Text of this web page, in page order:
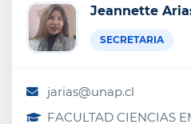
Jeannette
SECRETARIA
jarias@unap.cl
FACULTAD CIENCIAS